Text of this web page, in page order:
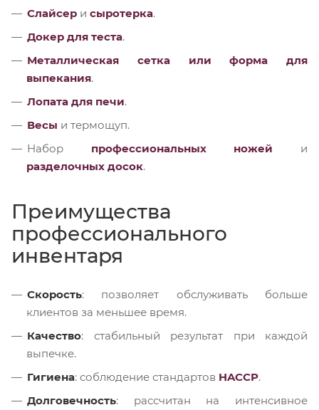
Слайсер и сыротерка.
Докер для теста.
Металлическая сетка или форма для
выпекания.
Лопата для печи.
Весы и термощуп.
Набор профессиональных ножей и
разделочных досок.
Преимущества
профессионального
инвентаря
Скорость: позволяет обслуживать больше
клиентов за меньшее время.
Качество: стабильный результат при каждой
выпечке.
Гигиена: соблюдение стандартов HACCP.
Долговечность: рассчитан на интенсивное